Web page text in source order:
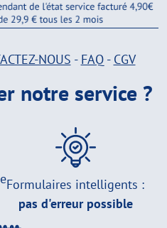
NOUS - FAQ- CGV
notre service ?
Formulaires intelligents :
pas d'erreur possible